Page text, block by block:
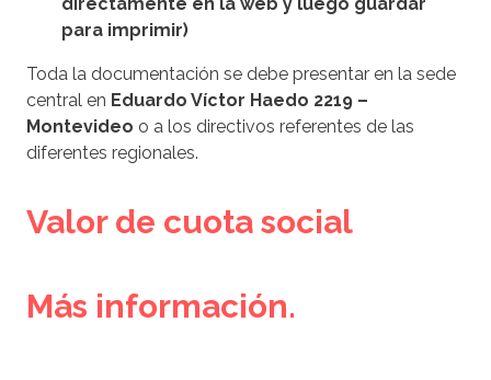
para imprimir)
Toda la documentación se debe presentar en la sede
central en Eduardo Víctor Haedo 2219 –
Montevideo o a los directivos referentes de las
diferentes regionales.
Valor de cuota social
Más información.